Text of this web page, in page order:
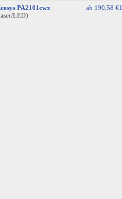
ab 190,58 €1
PA2101cwx
LED)